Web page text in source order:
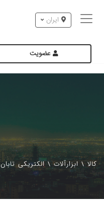
ایران
عضویت
کالا\ابزارآلات\الکتریکی تابان